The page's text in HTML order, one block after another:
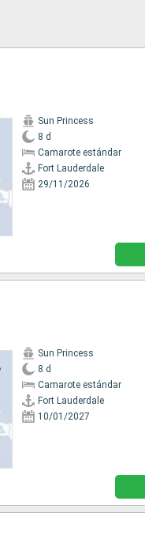
Sun Princess
8 d
Camarote estándar
Fort Lauderdale
29/11/2026
Sun Princess
8 d
Camarote estándar
Fort Lauderdale
10/01/2027